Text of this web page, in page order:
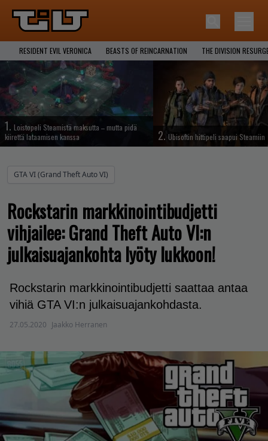
RESIDENT EVIL VERONICA BEASTS OF REINCARNATION THE DIVISION
1. Loistopeli Steamistä maksutta – mutta pidä
kiirettä lataamisen kanssa
2. Ubisoftin hittipeli saapui Steamiin
GTA VI (Grand Theft Auto VI)
Rockstarin markkinointibudjetti
vihjailee: Grand Theft Auto VI:n
julkaisuajankohta lyöty lukkoon!
Rockstarin markkinointibudjetti saattaa antaa
vihiä GTA VI:n julkaisuajankohdasta.
27.05.2020 Jaakko Herranen